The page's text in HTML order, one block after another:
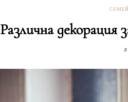
Различна декорация